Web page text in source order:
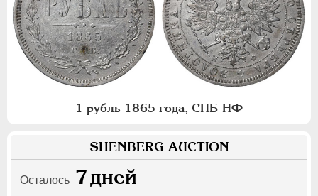
1 рубль 1865 года, СПБ-НФ
SHENBERG AUCTION
Осталось 7дней